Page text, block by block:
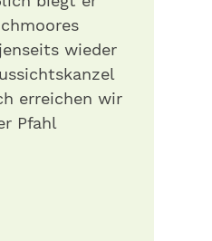
wieder
erreichen wir
Pfahl